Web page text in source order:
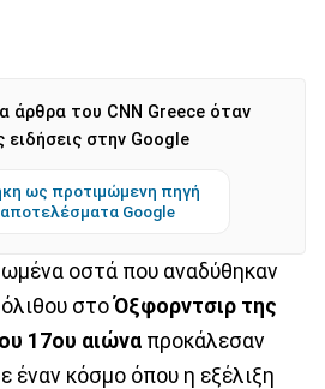
άρθρα του CNN Greece όταν
ειδήσεις στην Google
ως προτιμώμενη πηγή
Google
οστά που αναδύθηκαν
στοΌξφορντσιρ της
17ου αιώνα προκάλεσαν
έναν κόσμο όπου η εξέλιξη